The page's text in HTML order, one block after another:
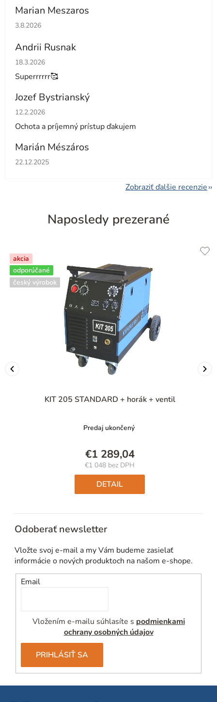
Marian Meszaros
Hodnotenie obchodu je 5 z 5 hviezdičiek.
3.8.2026
Andrii Rusnak
Hodnotenie obchodu je 5 z 5 hviezdičiek.
18.3.2026
Superrrrrr🥰
Jozef Bystrianský
Hodnotenie obchodu je 5 z 5 hviezdičiek.
12.2.2026
Ochota a príjemný prístup ďakujem
Marián Mészáros
Hodnotenie obchodu je 5 z 5 hviezdičiek.
22.12.2025
Zobraziť ďalšie recenzie
Naposledy prezerané
akcia
odporúčané
český výrobok
KIT 205 STANDARD + horák + ventil
Predaj ukončený
€1 289,04
€1 048 bez DPH
Jednotková
cena:
DETAIL
Odoberať newsletter
Vložte svoj e-mail a my Vám budeme zasielať
informácie o nových produktoch na našom e-shope.
Email
Vložením e-mailu súhlasíte s podmienkami
ochrany osobných údajov
PRIHLÁSIŤ SA